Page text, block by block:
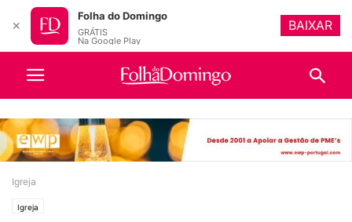
Igreja
Igreja
✕
Folha do Domingo
GRÁTIS
Na Google Play
BAIXAR